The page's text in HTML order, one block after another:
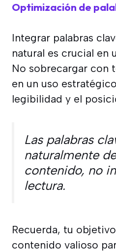
Optimización de
Integrar palabras
natural es crucial en
No sobrecargar con
en un uso
legibilidad y el
Las palabras
naturalmente
contenido, no
lectura.
Recuerda, tu
contenido valioso